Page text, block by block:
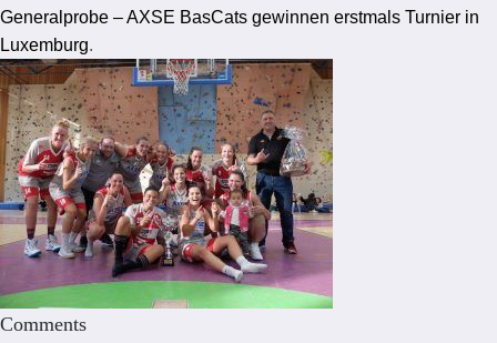
Generalprobe – AXSE BasCats gewinnen erstmals Turnier in
Luxemburg.
Comments